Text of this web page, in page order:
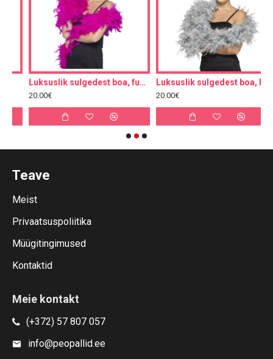
Luksuslik sulgedest boa, fuksia
20.00€
Luksuslik sulgedest boa, hõbe
20.00€
Teave
Meist
Privaatsuspoliitika
Müügitingimused
Kontaktid
Meie kontakt
(+372) 57 807 057
info@peopallid.ee